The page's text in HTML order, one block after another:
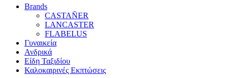
Brands
CASTAÑER
LANCASTER
FLABELUS
Γυναικεία
Ανδρικά
Είδη Ταξιδίου
Καλοκαιρινές Εκπτώσεις